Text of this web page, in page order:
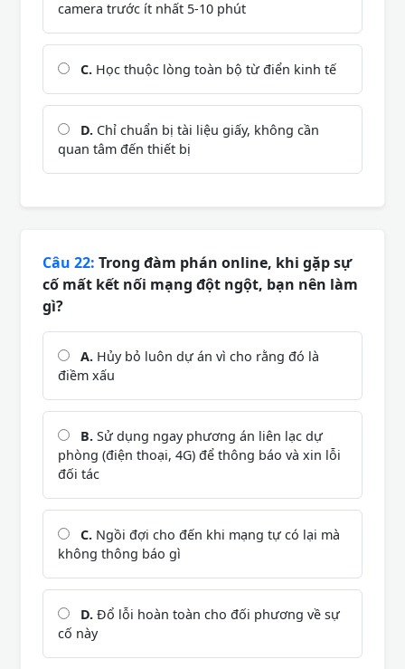
camera trước ít nhất 5-10 phút
C. Học thuộc lòng toàn bộ từ điển kinh tế
D. Chỉ chuẩn bị tài liệu giấy, không cần
quan tâm đến thiết bị
Câu 22: Trong đàm phán online, khi gặp sự
cố mất kết nối mạng đột ngột, bạn nên làm
gì?
A. Hủy bỏ luôn dự án vì cho rằng đó là
điềm xấu
B. Sử dụng ngay phương án liên lạc dự
phòng (điện thoại, 4G) để thông báo và xin lỗi
đối tác
C. Ngồi đợi cho đến khi mạng tự có lại mà
không thông báo gì
D. Đổ lỗi hoàn toàn cho đối phương về sự
cố này